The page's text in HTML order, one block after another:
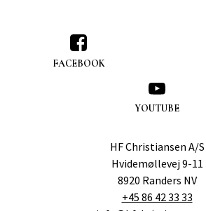
FACEBOOK
YOUTUBE
HF Christiansen A/S
Hvidemøllevej 9-11
8920 Randers NV
+45 86 42 33 33